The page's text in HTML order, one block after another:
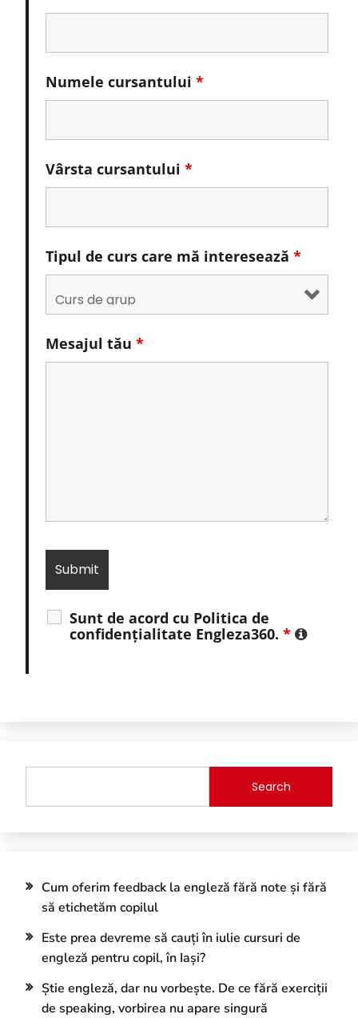
Numele cursantului *
Vârsta cursantului *
Tipul de curs care mă interesează *
Mesajul tău *
Sunt de acord cu Politica de
confidențialitate Engleza360. *
Search
Cum oferim feedback la engleză fără note și fără
să etichetăm copilul
Este prea devreme să cauți în iulie cursuri de
engleză pentru copil, în Iași?
Știe engleză, dar nu vorbește. De ce fără exerciții
de speaking, vorbirea nu apare singură